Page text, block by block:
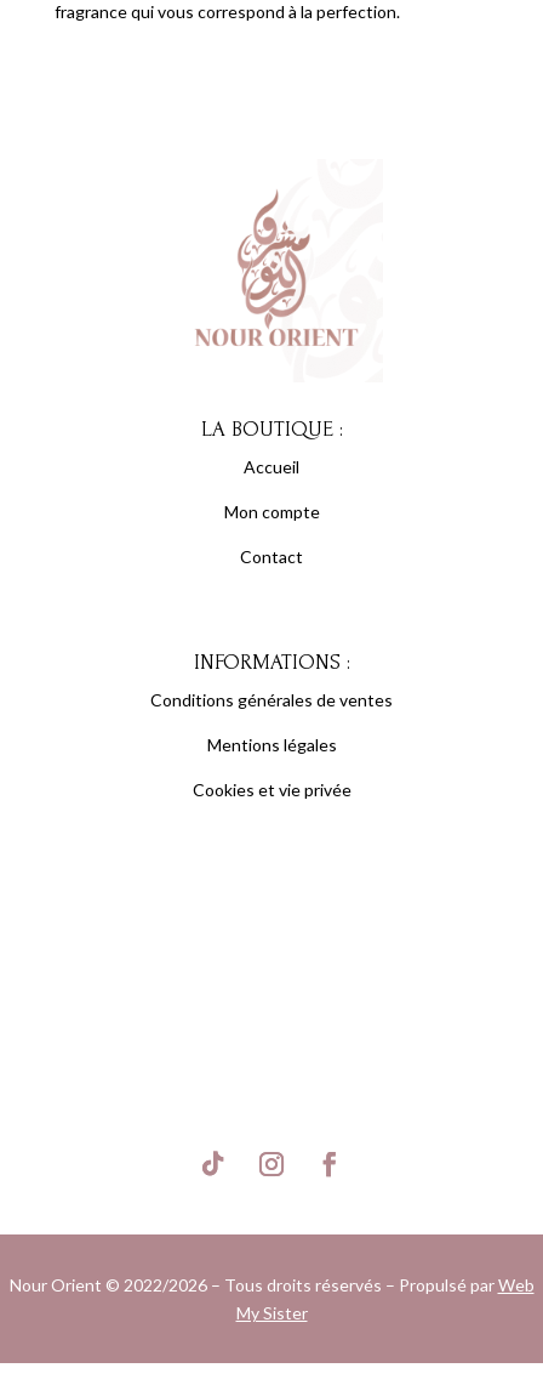
fragrance qui vous correspond à la perfection.
LA BOUTIQUE :
Accueil
Mon compte
Contact
INFORMATIONS :
Conditions générales de ventes
Mentions légales
Cookies et vie privée
Nour Orient © 2022/2026 – Tous droits réservés – Propulsé parWeb
My Sister